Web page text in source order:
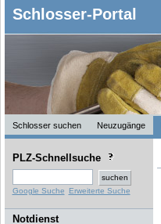
Schlosser-Portal
Schlosser suchen Neuzugänge
PLZ-Schnellsuche
Google Suche Erweiterte Suche
Notdienst